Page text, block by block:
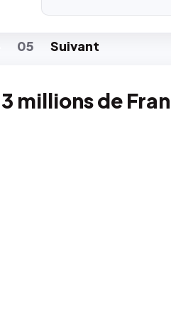
05 Suivant
3 millions de